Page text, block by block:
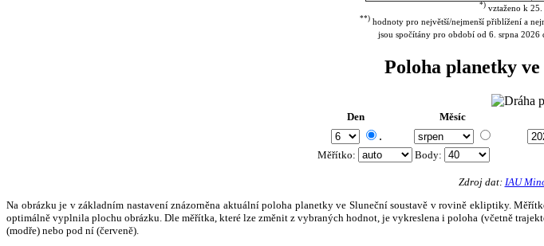
*)vztaženo k 25.
**) hodnoty pro největší/nejmenší přiblížení a
jsou spočítány pro období od 6. srpna 2026
Poloha planetky ve
Den Měsíc
.
Měřítko: Body:
Zdroj dat: IAU
Na obrázku je v základním nastavení znázorněna aktuální poloha planetky ve Sluneční soustavě v rovině ekliptiky.
optimálně vyplnila plochu obrázku. Dle měřítka, které lze změnit z vybraných hodnot, je vykreslena i poloha (včetně
(modře) nebo pod ní (červeně).